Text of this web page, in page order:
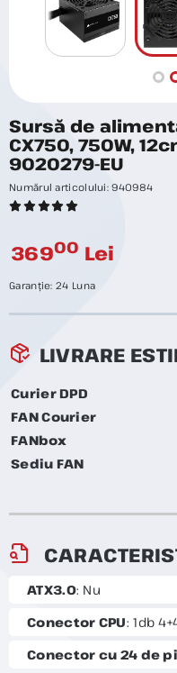
Sursă de
CX750, 750W,
9020279-EU
Numărul articolului:940984
36900 Lei
Garanție: 24 Luna
LIVRARE
Curier DPD
FAN Courier
FANbox
Sediu FAN
ATX3.0: Nu
Conector CPU: 1db
Conector cu 24 de